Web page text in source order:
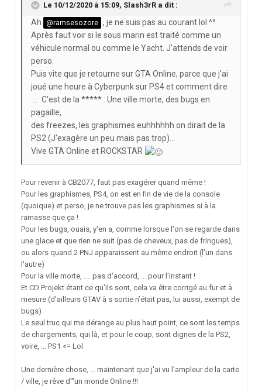
Le 10/12/2020 à 15:09, Slash3rR a dit :
Ah @ramsesozore , je ne suis pas au courant lol ^^
Après faut voir si le sous marin est traité comme un
véhicule normal ou comme le Yacht. J'attends de voir
perso.
Puis vite que je retourne sur GTA Online, parce que j'ai
joué une heure à Cyberpunk sur PS4 et comment dire
.... C'est de la ***** : Une ville morte, des bugs en
pagaille,
des freezes, les graphismes euhhhhhh on dirait de la
PS2 (J'exagère un peu mais pas trop)...
Vive GTA Online et ROCKSTAR
Pour revenir à CB2077, faut pas exagérer quand même !
Pour les graphismes, PS4, on est en fin de vie de la console
(quoique) et perso, je ne trouve pas les graphismes si à la
ramasse que ça !
Pour les bugs, ouais, y'en a, comme lorsque l'on se regarde dans
une glace et que rien ne suit (pas de cheveux, pas de fringues),
ou alors quand 2 PNJ apparaissent au même endroit (l'un dans
l'autre)
Pour la ville morte, .... pas d'accord, ... pour l'instant !
Et CD Projekt étant ce qu'ils sont, cela va être corrigé au fur et à
mesure (d'ailleurs GTAV à s sortie n’était pas, lui aussi, exempt de
bugs)
Le seul truc qui me dérange au plus haut point, ce sont les temps
de chargements, qui là, et pour le coup, sont dignes de la PS2,
voire, ... PS1 <= Lol
Une dernière chose, ... maintenant que j'ai vu l'ampleur de la carte
/ ville, je rêve d'"un monde Online !!!